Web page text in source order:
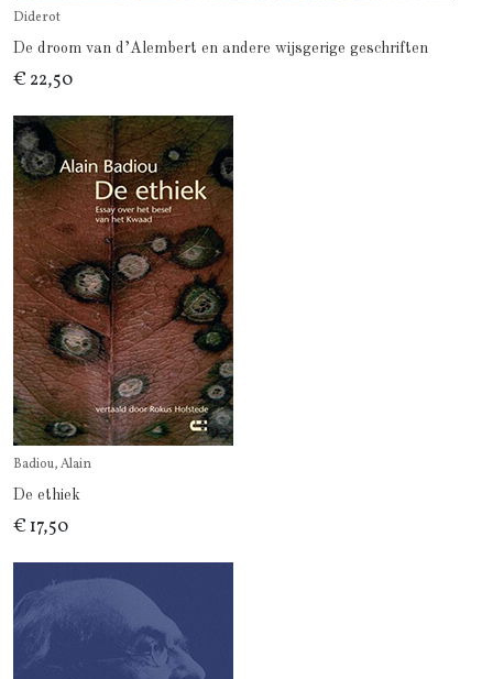
Diderot
De droom van d’Alembert en andere wijsgerige geschriften
€ 22,50
Badiou, Alain
De ethiek
€ 17,50